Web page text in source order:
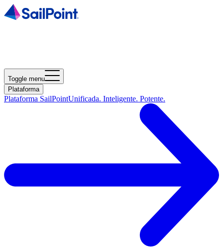
Toggle menu
Plataforma
Plataforma SailPointUnificada. Inteligente. Potente.